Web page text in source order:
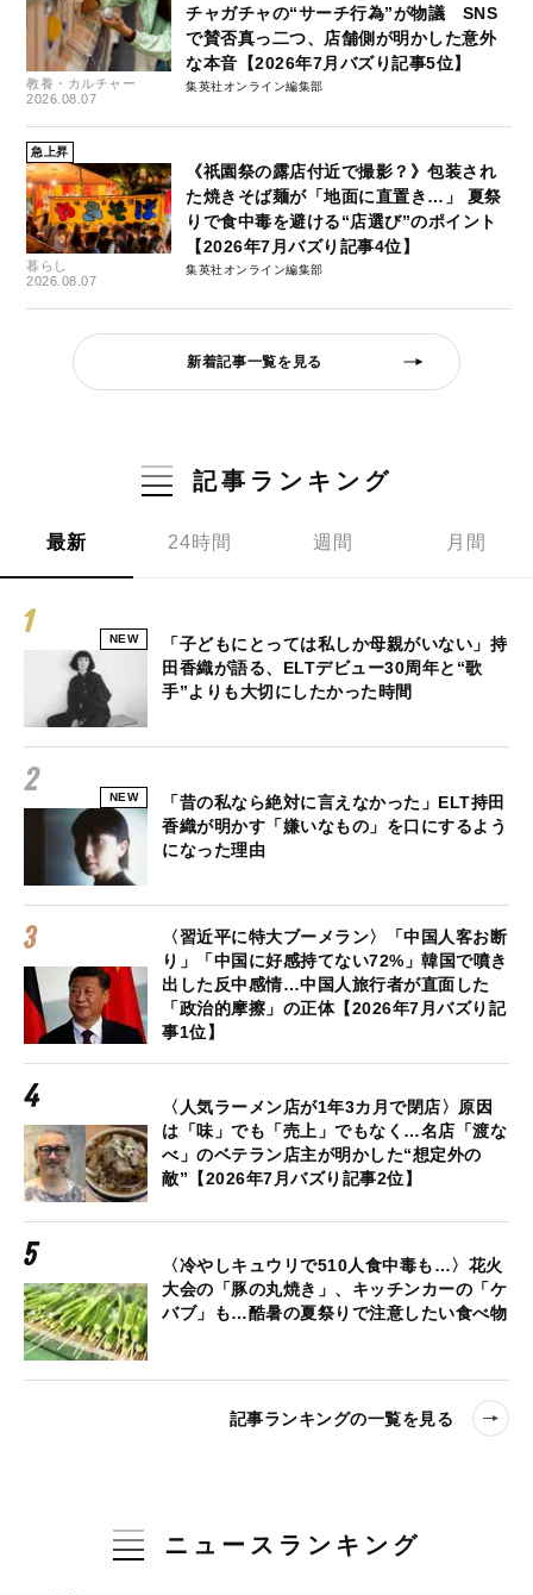
教養・カルチャー
2026.08.07
チャガチャの“サーチ行為”が物議 SNS
で賛否真っ二つ、店舗側が明かした意外
な本音【2026年7月バズり記事5位】
集英社オンライン編集部
急上昇
暮らし
2026.08.07
《祇園祭の露店付近で撮影？》包装され
た焼きそば麺が「地面に直置き…」 夏祭
りで食中毒を避ける“店選び”のポイント
【2026年7月バズり記事4位】
集英社オンライン編集部
新着記事一覧を見る
記事ランキング
最新 24時間 週間 月間
NEW
「子どもにとっては私しか母親がいない」持
田香織が語る、ELTデビュー30周年と“歌
手”よりも大切にしたかった時間
NEW
「昔の私なら絶対に言えなかった」ELT持田
香織が明かす「嫌いなもの」を口にするよう
になった理由
〈習近平に特大ブーメラン〉「中国人客お断
り」「中国に好感持てない72%」韓国で噴き
出した反中感情…中国人旅行者が直面した
「政治的摩擦」の正体【2026年7月バズり記
事1位】
〈人気ラーメン店が1年3カ月で閉店〉原因
は「味」でも「売上」でもなく…名店「渡な
べ」のベテラン店主が明かした“想定外の
敵”【2026年7月バズり記事2位】
〈冷やしキュウリで510人食中毒も…〉花火
大会の「豚の丸焼き」、キッチンカーの「ケ
バブ」も…酷暑の夏祭りで注意したい食べ物
記事ランキングの一覧を見る
ニュースランキング